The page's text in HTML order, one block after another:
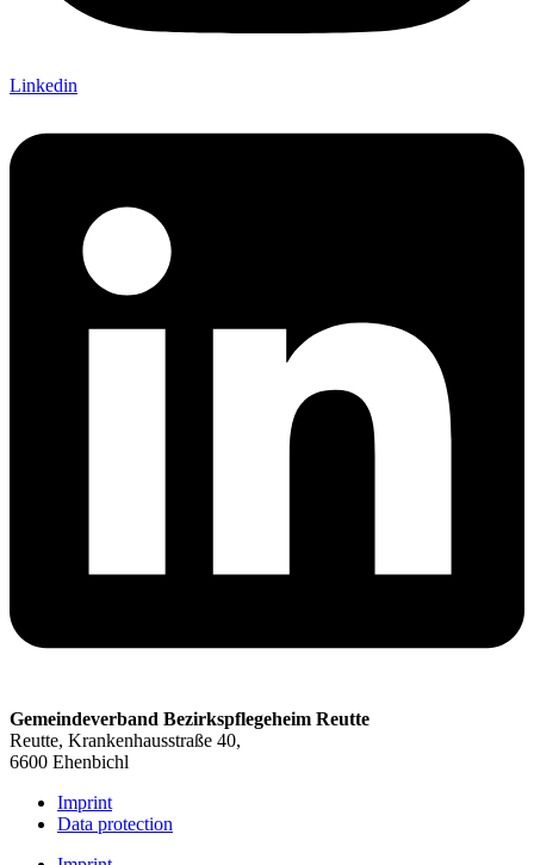
Linkedin
Gemeindeverband Bezirkspflegeheim Reutte
Reutte, Krankenhausstraße 40,
6600 Ehenbichl
Imprint
Data protection